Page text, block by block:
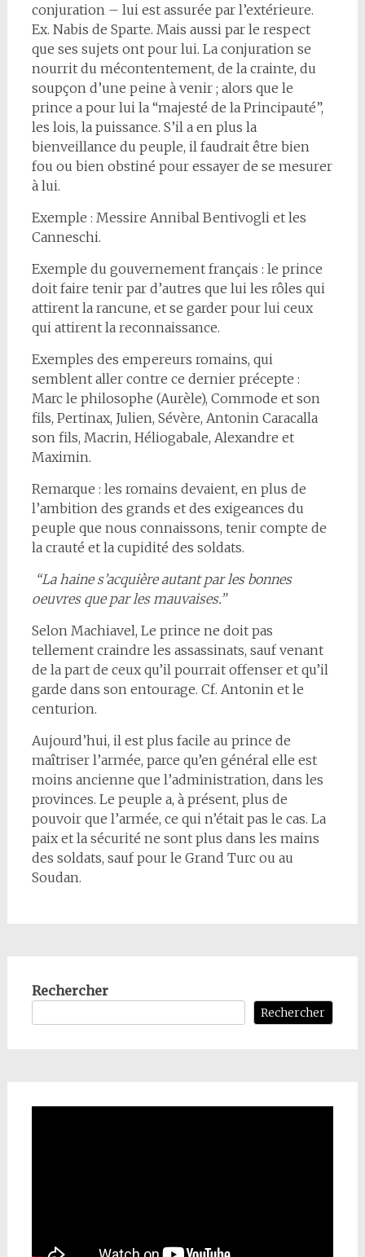
conjuration – lui est assurée par l’extérieure.
Ex. Nabis de Sparte. Mais aussi par le respect
que ses sujets ont pour lui. La conjuration se
nourrit du mécontentement, de la crainte, du
soupçon d’une peine à venir ; alors que le
prince a pour lui la “majesté de la Principauté”,
les lois, la puissance. S’il a en plus la
bienveillance du peuple, il faudrait être bien
fou ou bien obstiné pour essayer de se mesurer
à lui.
Exemple : Messire Annibal Bentivogli et les
Canneschi.
Exemple du gouvernement français : le prince
doit faire tenir par d’autres que lui les rôles qui
attirent la rancune, et se garder pour lui ceux
qui attirent la reconnaissance.
Exemples des empereurs romains, qui
semblent aller contre ce dernier précepte :
Marc le philosophe (Aurèle), Commode et son
fils, Pertinax, Julien, Sévère, Antonin Caracalla
son fils, Macrin, Héliogabale, Alexandre et
Maximin.
Remarque : les romains devaient, en plus de
l’ambition des grands et des exigeances du
peuple que nous connaissons, tenir compte de
la crauté et la cupidité des soldats.
“La haine s’acquière autant par les bonnes
oeuvres que par les mauvaises.”
Selon Machiavel, Le prince ne doit pas
tellement craindre les assassinats, sauf venant
de la part de ceux qu’il pourrait offenser et qu’il
garde dans son entourage. Cf. Antonin et le
centurion.
Aujourd’hui, il est plus facile au prince de
maîtriser l’armée, parce qu’en général elle est
moins ancienne que l’administration, dans les
provinces. Le peuple a, à présent, plus de
pouvoir que l’armée, ce qui n’était pas le cas. La
paix et la sécurité ne sont plus dans les mains
des soldats, sauf pour le Grand Turc ou au
Soudan.
Rechercher
Rechercher